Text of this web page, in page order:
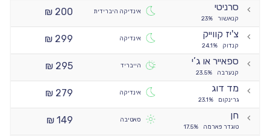
סרניטי
קנאשור 23%
אינדיקה היברידית
200 ₪
צ'יז קווייק
קנדוק 24.1%
אינדיקה
299 ₪
ספאייר או ג’י
קנערבה 23.5%
הייבריד
295 ₪
מד דוג
גרינקום 23.1%
אינדיקה
279 ₪
חן
טוגדר פארמה 17.5%
סאטיבה
149 ₪